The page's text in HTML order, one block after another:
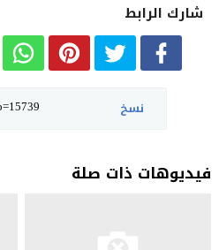
شارك الرابط
نسخ
فيديوهات ذات صلة